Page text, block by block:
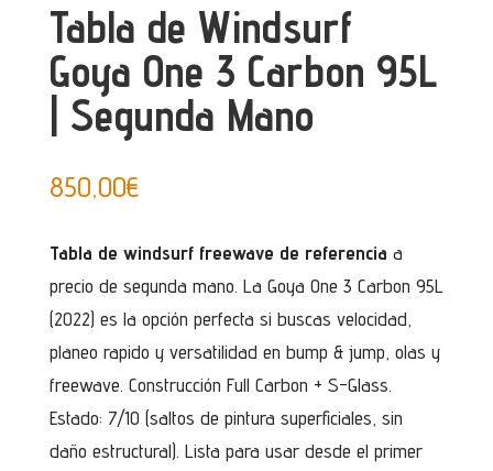
Tabla de Windsurf
Goya One 3 Carbon 95L
| Segunda Mano
850,00€
Tabla de windsurf freewave de referencia a
precio de segunda mano. La Goya One 3 Carbon 95L
(2022) es la opción perfecta si buscas velocidad,
planeo rapido y versatilidad en bump & jump, olas y
freewave. Construcción Full Carbon + S-Glass.
Estado: 7/10 (saltos de pintura superficiales, sin
daño estructural). Lista para usar desde el primer